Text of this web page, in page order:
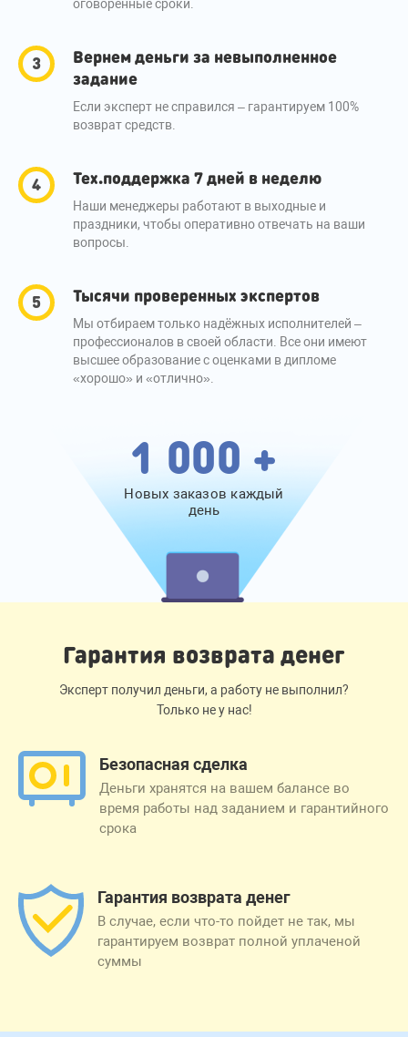
оговоренные сроки.
Вернем деньги за невыполненное
задание
Если эксперт не справился – гарантируем 100%
возврат средств.
Тех.поддержка 7 дней в неделю
Наши менеджеры работают в выходные и
праздники, чтобы оперативно отвечать на ваши
вопросы.
Тысячи проверенных экспертов
Мы отбираем только надёжных исполнителей –
профессионалов в своей области. Все они имеют
высшее образование с оценками в дипломе
«хорошо» и «отлично».
1 000 +
Новых заказов каждый
день
Гарантия возврата денег
Эксперт получил деньги, а работу не выполнил?
Только не у нас!
Безопасная сделка
Деньги хранятся на вашем балансе во
время работы над заданием и гарантийного
срока
Гарантия возврата денег
В случае, если что-то пойдет не так, мы
гарантируем возврат полной уплаченой
суммы